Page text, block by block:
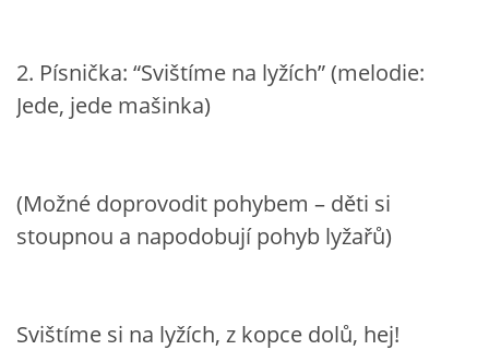
VÝTVARNÉ AKTIVITY - PODZIM
CHARAKTERISTIKA ROČNÍCH OBDOBÍ
PÍSNĚ K TÉMATU JARO
2. Písnička: “Svištíme na lyžích” (melodie:
Jede, jede mašinka)
(Možné doprovodit pohybem – děti si
stoupnou a napodobují pohyb lyžařů)
Svištíme si na lyžích, z kopce dolů, hej!